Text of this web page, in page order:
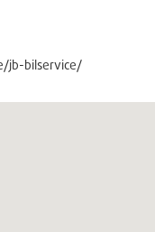
jb-bilservice/